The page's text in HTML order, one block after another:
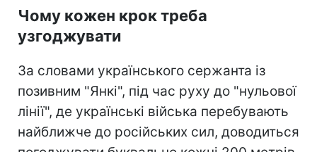
Чому кожен крок треба
узгоджувати
За словами українського сержанта із
позивним "Янкі", під час руху до "нульової
лінії", де українські війська перебувають
найближче до російських сил, доводиться